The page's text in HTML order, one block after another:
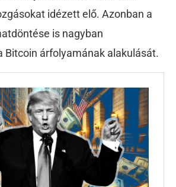
idézett elő. Azonban a
is nagyban
Bitcoin árfolyamának alakulását.